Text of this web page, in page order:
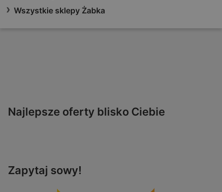
Wszystkie sklepy Żabka
Najlepsze oferty blisko Ciebie
Zapytaj sowy!